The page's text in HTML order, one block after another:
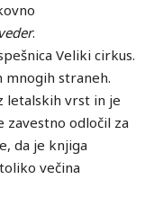
.
Veliki cirkus.
straneh.
letalskih vrst in je
zavestno odločil za
da je knjiga
večina